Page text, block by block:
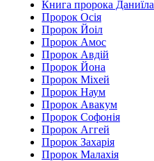
Книга пророка Даниїла
Пророк Осія
Пророк Йоіл
Пророк Амос
Пророк Авдій
Пророк Йона
Пророк Міхей
Пророк Наум
Пророк Авакум
Пророк Софонія
Пророк Аггей
Пророк Захарія
Пророк Малахія